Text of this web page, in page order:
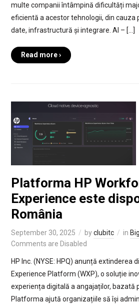
multe companii întâmpină dificultăți
eficientă a acestor tehnologii, din cauza
date, infrastructură și integrare. AI – […]
Read more ›
Platforma HP
Experience este
România
September 30, 2025 byclubitc in
Comments are Disabled
HP Inc. (NYSE: HPQ) anunță extinderea
Experience Platform (WXP), o soluție
experiența digitală a angajaților, bazată
Platforma ajută organizațiile să își